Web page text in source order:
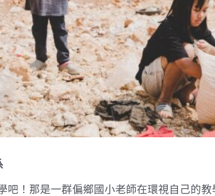
吧！那是一群偏鄉國小老師在環視自己的